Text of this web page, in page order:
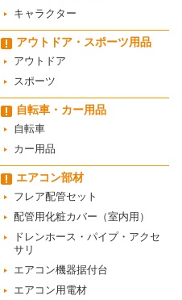
キャラクター
アウトドア・スポーツ用品
アウトドア
スポーツ
自転車・カー用品
自転車
カー用品
エアコン部材
フレア配管セット
配管用化粧カバー（室内用）
ドレンホース・パイプ・アクセ
サリ
エアコン機器据付台
エアコン用電材